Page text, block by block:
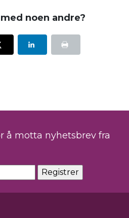
noen andre?
å motta nyhetsbrev fra